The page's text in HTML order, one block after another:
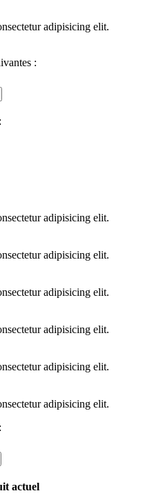
adipisicing elit.
:
adipisicing elit.
adipisicing elit.
adipisicing elit.
adipisicing elit.
adipisicing elit.
adipisicing elit.
actuel